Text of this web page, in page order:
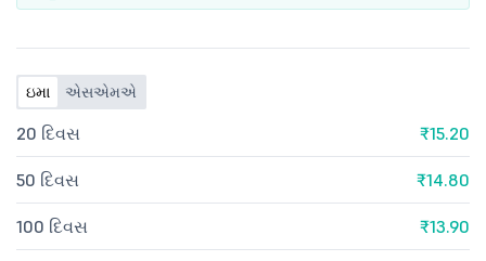
ઇમા એસએમએ
20 દિવસ ₹15.20
50 દિવસ ₹14.80
100 દિવસ ₹13.90